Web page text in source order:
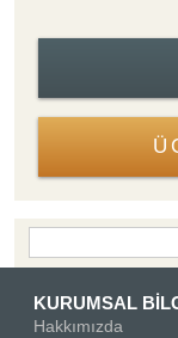
KURUMSAL
Hakkımızda